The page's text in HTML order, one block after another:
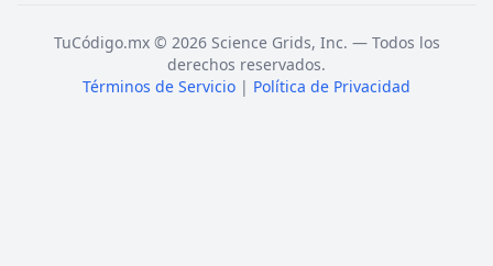
TuCódigo.mx © 2026 Science Grids, Inc. — Todos los
derechos reservados.
Términos de Servicio | Política de Privacidad